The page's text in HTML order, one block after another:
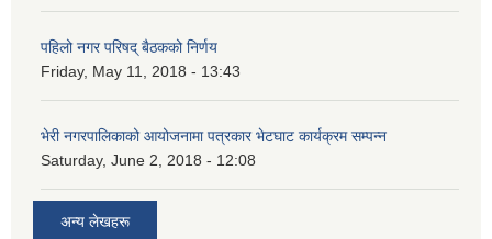
पहिलो नगर परिषद् बैठकको निर्णय
Friday, May 11, 2018 - 13:43
भेरी नगरपालिकाको आयोजनामा पत्रकार भेटघाट कार्यक्रम सम्पन्न
Saturday, June 2, 2018 - 12:08
अन्य लेखहरू